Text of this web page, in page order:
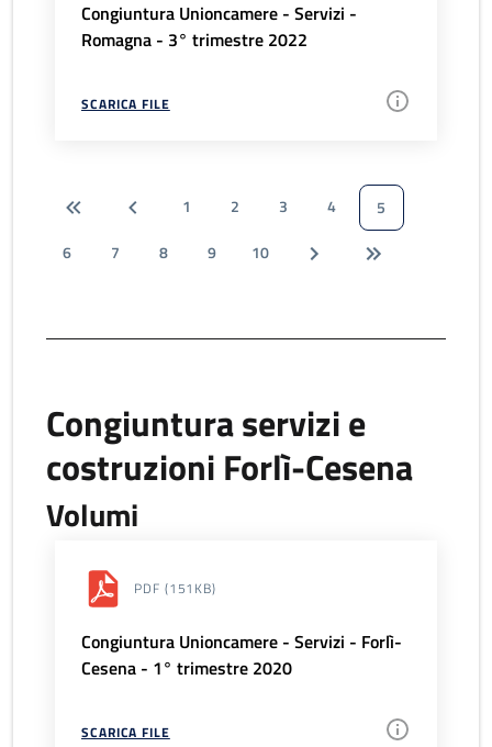
Congiuntura Unioncamere - Servizi -
Romagna - 3° trimestre 2022
SCARICA FILE
1 2 3 4
5
6
7 8 9 10
Congiuntura servizi e
costruzioni Forlì-Cesena
Volumi
PDF (151KB)
Congiuntura Unioncamere - Servizi - Forlì-
Cesena - 1° trimestre 2020
SCARICA FILE